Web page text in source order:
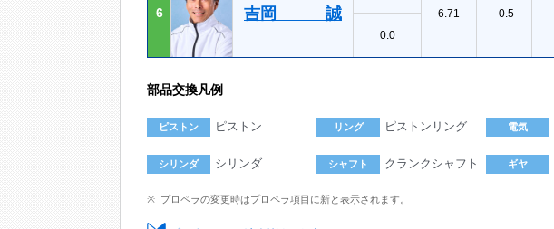
6 吉岡 誠
6.71
-0.5
0.0
部品交換凡例
ピストン ピストン リング ピストンリング 電気
シリンダ シリンダ シャフト クランクシャフト ギヤ
プロペラの変更時はプロペラ項目に新と表示されます。